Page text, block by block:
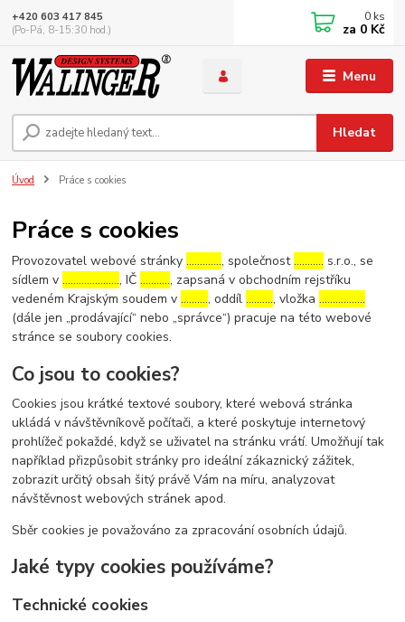
Menu
Hledat
+420 603 417 845
(Po-Pá, 8-15:30 hod.)
0 ks
za 0 Kč
Úvod Práce s cookies
Práce s cookies
Provozovatel webové stránky…………., společnost……….. s.r.o., se
sídlem v…………………, IČ……….., zapsaná v obchodním rejstříku
vedeném Krajským soudem v………., oddíl………., vložka……………..
(dále jen „prodávající“ nebo „správce“) pracuje na této webové
stránce se soubory cookies.
Co jsou to cookies?
Cookies jsou krátké textové soubory, které webová stránka
ukládá v návštěvníkově počítači, a které poskytuje internetový
prohlížeč pokaždé, když se uživatel na stránku vrátí. Umožňují tak
například přizpůsobit stránky pro ideální zákaznický zážitek,
zobrazit určitý obsah šitý právě Vám na míru, analyzovat
návštěvnost webových stránek apod.
Sběr cookies je považováno za zpracování osobních údajů.
Jaké typy cookies používáme?
Technické cookies